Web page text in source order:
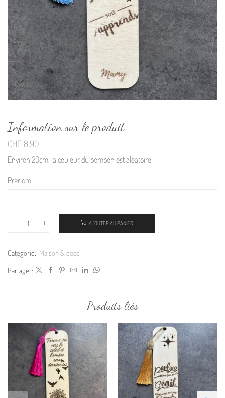
Information sur le produit
CHF 8.90
Environ 20cm, la couleur du pompon est aléatoire
Prénom
AJOUTER AU PANIER
Catégorie: Maison & déco
Partager:
Produits liés